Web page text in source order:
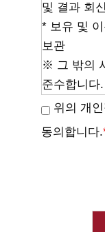
및 결과 회신
* 보유 및
보관
※ 그 밖의
준수합니다.
위의 개
동의합니다.